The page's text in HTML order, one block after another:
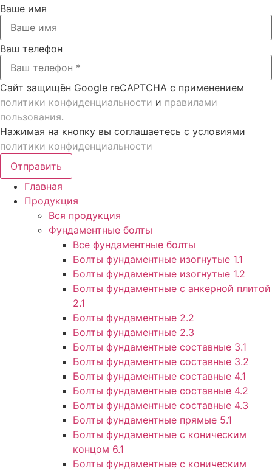
Ваше имя
Ваш телефон
Сайт защищён Google reCAPTCHA с применением
политики конфиденциальности и правилами
пользования.
Нажимая на кнопку вы соглашаетесь с условиями
политики конфиденциальности
Отправить
Главная
Продукция
Вся продукция
Фундаментные болты
Все фундаментные болты
Болты фундаментные изогнутые 1.1
Болты фундаментные изогнутые 1.2
Болты фундаментные с анкерной плитой
2.1
Болты фундаментные 2.2
Болты фундаментные 2.3
Болты фундаментные составные 3.1
Болты фундаментные составные 3.2
Болты фундаментные составные 4.1
Болты фундаментные составные 4.2
Болты фундаментные составные 4.3
Болты фундаментные прямые 5.1
Болты фундаментные с коническим
концом 6.1
Болты фундаментные с коническим